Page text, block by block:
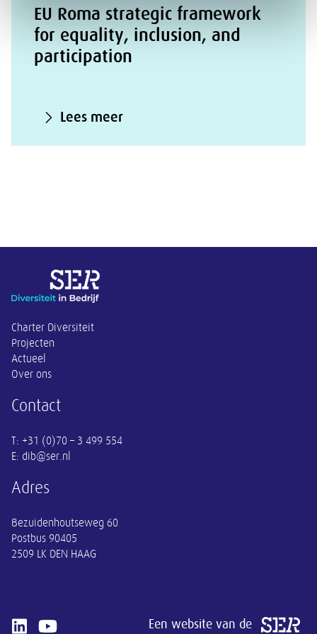
EU Roma strategic framework
for equality, inclusion, and
participation
Lees meer
Overige informatie
Charter Diversiteit
Projecten
Actueel
Over ons
Contact
E: dib@ser.nl
Adres
Bezuidenhoutseweg 60
Postbus 90405
Een website van de
Open linkedin van SER
Open youtube van SER